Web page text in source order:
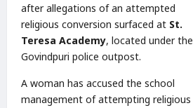
after allegations of an attempted
religious conversion surfaced at St.
Teresa Academy, located under the
Govindpuri police outpost.
A woman has accused the school
management of attempting religious